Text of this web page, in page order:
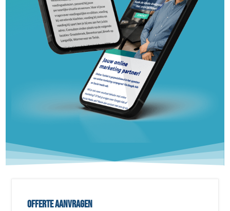
Offerte aanvragen